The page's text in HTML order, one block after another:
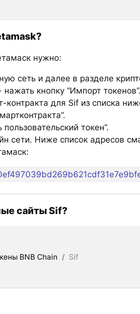
нужно:
сеть и далее в разделе
кнопку “Импорт
контракта для Sif из списка
токен”.
сети. Ниже список адресов
сайты Sif?
BNB Chain / Sif